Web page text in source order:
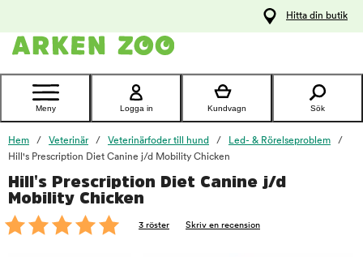
Kontakta
Hitta din butik
Meny Logga in Kundvagn Sök
Hem Veterinär Veterinärfoder till hund
Led- & Rörelseproblem
Hill's Prescription Diet Canine j/d Mobility Chicken
Hill's Prescription Diet Canine j/d
Mobility Chicken
3 röster Skriv en recension
foo